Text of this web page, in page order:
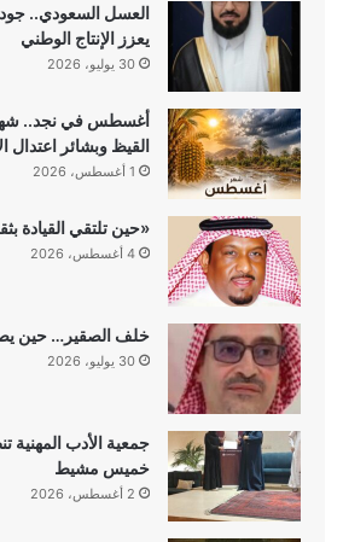
العسل السعودي..
يعزز الإنتاج الوطني
30 يوليو، 2026
أغسطس في نجد..
القيظ وبشائر اعتدال
1 أغسطس، 2026
«حين تلتقي القيادة
4 أغسطس، 2026
خلف الصقير… حين
30 يوليو، 2026
جمعية الأدب
خميس مشيط
2 أغسطس، 2026